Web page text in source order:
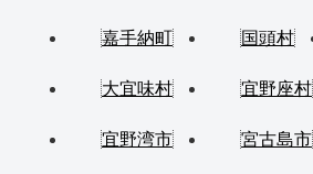
嘉手納町 国頭村
大宜味村 宜野座村
宜野湾市 宮古島市